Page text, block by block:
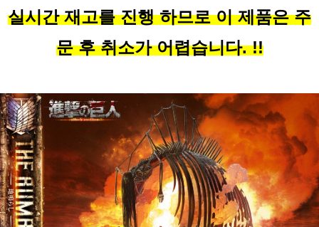
실시간 재고를 진행 하므로 이 제품은 주
문 후 취소가 어렵습니다. !!